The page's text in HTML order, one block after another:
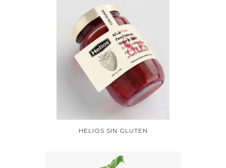
HELIOS SIN GLUTEN